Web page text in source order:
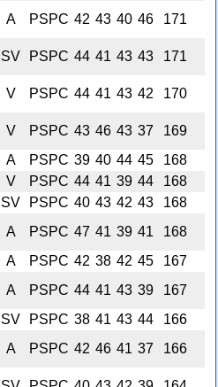
A PSPC 42 43 40 46 171
SV PSPC 44 41 43 43 171
V PSPC 44 41 43 42 170
V PSPC 43 46 43 37
169
A PSPC 39 40 44 45
168
V PSPC 44 41 39 44
168
SV PSPC 40 43 42 43
168
A PSPC 47 41 39 41
168
A PSPC 42 38 42 45
167
A PSPC 44 41 43 39
167
SV PSPC 38 41 43 44
166
A PSPC 42 46 41 37 166